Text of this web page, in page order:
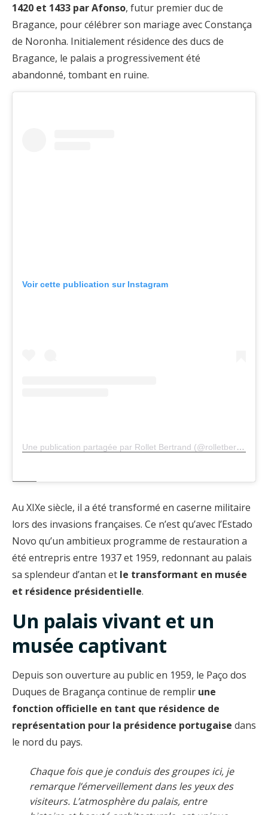
1420 et 1433 par Afonso, futur premier duc de
Bragance, pour célébrer son mariage avec Constança
de Noronha. Initialement résidence des ducs de
Bragance, le palais a progressivement été
abandonné, tombant en ruine.
Voir cette publication sur Instagram
Une publication partagée par Rollet Bertrand (@rolletbertrand)
Au XIXe siècle, il a été transformé en caserne militaire
lors des invasions françaises. Ce n’est qu’avec l’Estado
Novo qu’un ambitieux programme de restauration a
été entrepris entre 1937 et 1959, redonnant au palais
sa splendeur d’antan et le transformant en musée
et résidence présidentielle.
Un palais vivant et un
musée captivant
Depuis son ouverture au public en 1959, le Paço dos
Duques de Bragança continue de remplir une
fonction officielle en tant que résidence de
représentation pour la présidence portugaise dans
le nord du pays.
Chaque fois que je conduis des groupes ici, je
remarque l’émerveillement dans les yeux des
visiteurs. L’atmosphère du palais, entre